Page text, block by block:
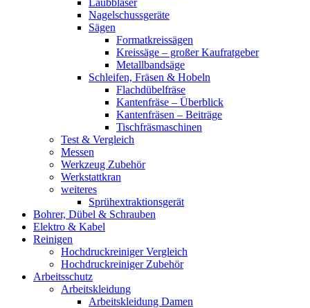
Nagelschussgeräte
Sägen
Formatkreissägen
Kreissäge – großer Kaufratgeber
Metallbandsäge
Schleifen, Fräsen & Hobeln
Flachdübelfräse
Kantenfräse – Überblick
Kantenfräsen – Beiträge
Tischfräsmaschinen
Test & Vergleich
Messen
Werkzeug Zubehör
Werkstattkran
weiteres
Sprühextraktionsgerät
Bohrer, Dübel & Schrauben
Elektro & Kabel
Reinigen
Hochdruckreiniger Vergleich
Hochdruckreiniger Zubehör
Arbeitsschutz
Arbeitskleidung
Arbeitskleidung Damen